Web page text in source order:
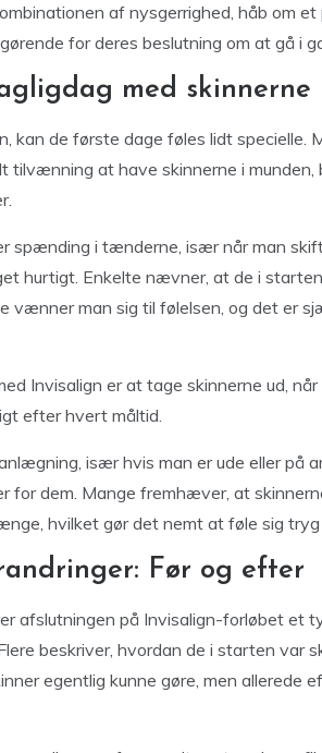
af nysgerrighed, håb om
for deres beslutning om at gå i
med skinnerne
kan de første dage føles lidt specielle.
tilvænning at have skinnerne i munden,
spænding i tænderne, især når man
hurtigt. Enkelte nævner, at de i
vænner man sig til følelsen, og det er
Invisalign er at tage skinnerne ud,
efter hvert måltid.
især hvis man er ude eller på
for dem. Mange fremhæver, at
hvilket gør det nemt at føle sig
Før og efter
afslutningen på Invisalign-forløbet et
beskriver, hvordan de i starten var
egentlig kunne gøre, men allerede